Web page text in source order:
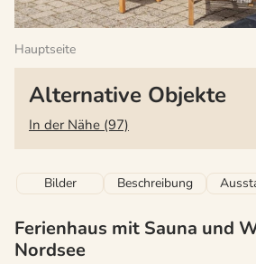
Hauptseite
Alternative Objekte
In der Nähe (97)
Bilder Beschreibung
Ferienhaus mit Sauna und
Nordsee